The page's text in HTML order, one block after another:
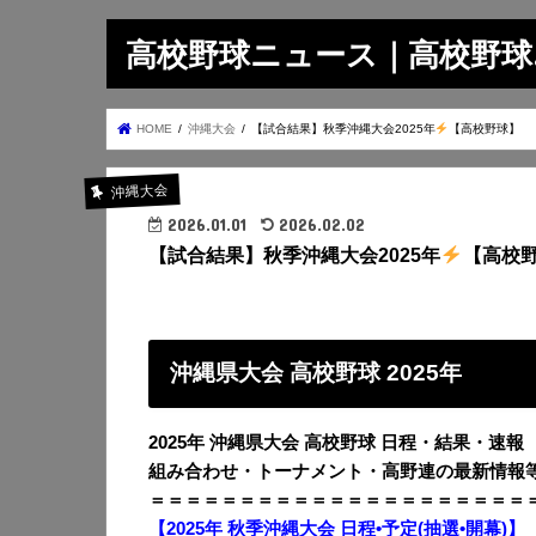
高校野球ニュース｜高校野
HOME 沖縄大会 【試合結果】秋季沖縄大会2025年 【高校野球】
沖縄大会
2026.01.01 2026.02.02
【試合結果】秋季沖縄大会2025年 【高校
沖縄県大会 高校野球 2025年
2025年 沖縄県大会 高校野球 日程・結果・速報
組み合わせ・トーナメント・高野連の最新情報
＝＝＝＝＝＝＝＝＝＝＝＝＝＝＝＝＝＝＝＝＝
【2025年 秋季沖縄大会 日程•予定(抽選•開幕)】